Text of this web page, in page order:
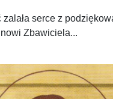
serce z
Zbawiciela...